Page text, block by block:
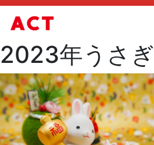
2023年うさぎ